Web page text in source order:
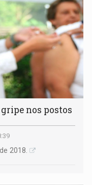
nos postos
2018.